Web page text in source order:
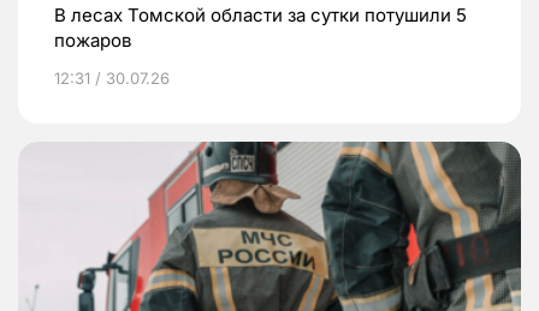
В лесах Томской области за сутки потушили 5
пожаров
12:31 / 30.07.26